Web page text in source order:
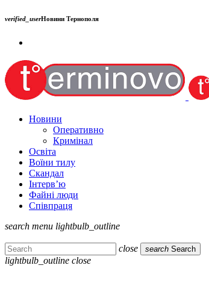
verified_userНовини Тернополя
Новини
Оперативно
Кримінал
Освіта
Воїни тилу
Скандал
Інтерв’ю
Файні люди
Співпраця
search menu lightbulb_outline
close search Search
lightbulb_outline close